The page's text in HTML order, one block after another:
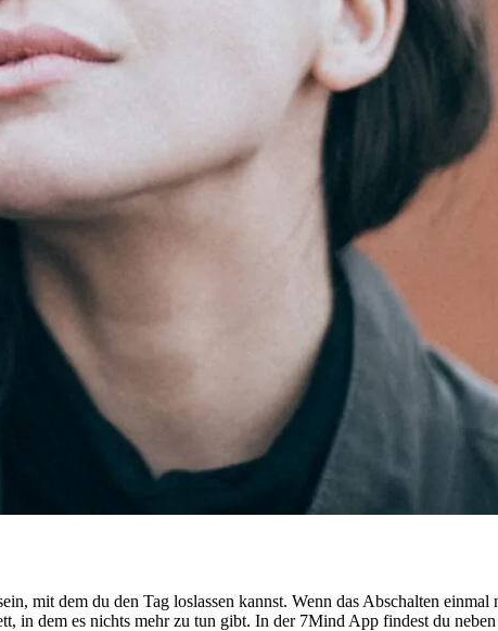
mit dem du den Tag loslassen kannst. Wenn das Abschalten
in dem es nichts mehr zu tun gibt. In der 7Mind App findest du